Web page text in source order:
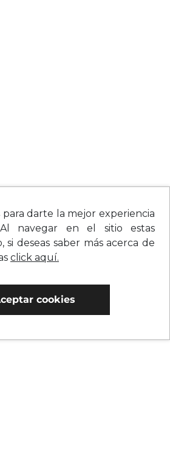
para darte la mejor experiencia
navegar en el sitio estas
si deseas saber más acerca de
click aquí.
cookies